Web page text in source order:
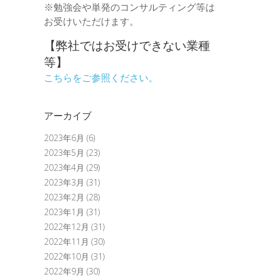
※勉強会や単発のコンサルティング等は
お受けいただけます。
【弊社ではお受けできない業種
等】
こちらをご参照ください。
アーカイブ
2023年6月 (6)
2023年5月 (23)
2023年4月 (29)
2023年3月 (31)
2023年2月 (28)
2023年1月 (31)
2022年12月 (31)
2022年11月 (30)
2022年10月 (31)
2022年9月 (30)